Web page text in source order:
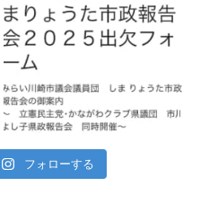
フォローする